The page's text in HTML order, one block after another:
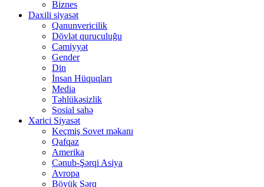
Biznes
Daxili siyasət
Qanunvericilik
Dövlət quruculuğu
Cəmiyyət
Gender
Din
İnsan Hüquqları
Media
Təhlükəsizlik
Sosial sahə
Xarici Siyasət
Keçmiş Sovet məkanı
Qafqaz
Amerika
Cənub-Şərqi Asiya
Avropa
Böyük Şərq